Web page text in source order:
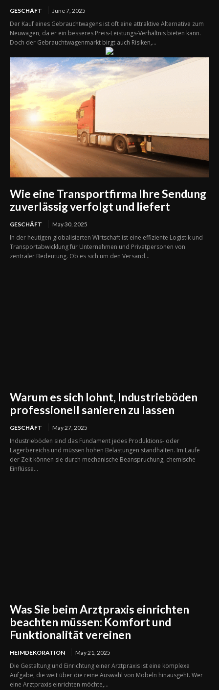
GESCHÄFT June 7, 2025
Der Kauf eines Gebrauchtwagens ist oft eine attraktive Alternative zum
Neuwagen, da er ein besseres Preis-Leistungs-Verhältnis bieten kann.
Doch der Gebrauchtwagenmarkt birgt auch Risiken,...
Wie eine Transportfirma Ihre Sendung
zuverlässig verfolgt und liefert
GESCHÄFT May 30, 2025
In der heutigen globalisierten Wirtschaft ist eine effiziente Logistik und
Transportabwicklung für Unternehmen und Privatpersonen von
zentraler Bedeutung. Ob es sich um den Versand...
Warum es sich lohnt, Industrieböden
professionell sanieren zu lassen
GESCHÄFT May 27, 2025
Industrieböden sind das Fundament jedes Produktions- oder
Lagerbereichs und müssen hohen Belastungen standhalten. Im Laufe
der Zeit können sie durch mechanische Beanspruchung, chemische
Einflüsse...
Was Sie beim Arztpraxis einrichten
beachten müssen: Komfort und
Funktionalität vereinen
HEIMDEKORATION May 21, 2025
Die Gestaltung und Einrichtung einer Arztpraxis ist eine komplexe
Aufgabe, die weit über die reine Auswahl von Möbeln hinausgeht. Wer
eine Arztpraxis einrichten möchte,...